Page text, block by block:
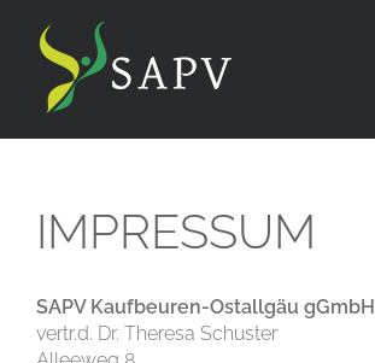
IMPRESSUM
SAPV Kaufbeuren-Ostallgäu gGmbH
vertr.d. Dr. Theresa Schuster